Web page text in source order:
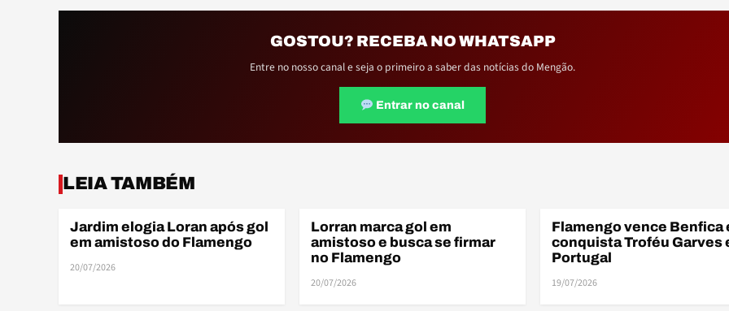
GOSTOU? RECEBA NO WHATSAPP
Entre no nosso canal e seja o primeiro a saber das notícias do Mengão.
Entrar no canal
LEIA TAMBÉM
AMISTOSOS
Jardim elogia Loran após gol
em amistoso do Flamengo
20/07/2026
AMISTOSOS
Lorran marca gol em
amistoso e busca se firmar
no Flamengo
20/07/2026
AMISTOSOS
Flamengo vence Benfica
conquista Troféu Garves
Portugal
19/07/2026